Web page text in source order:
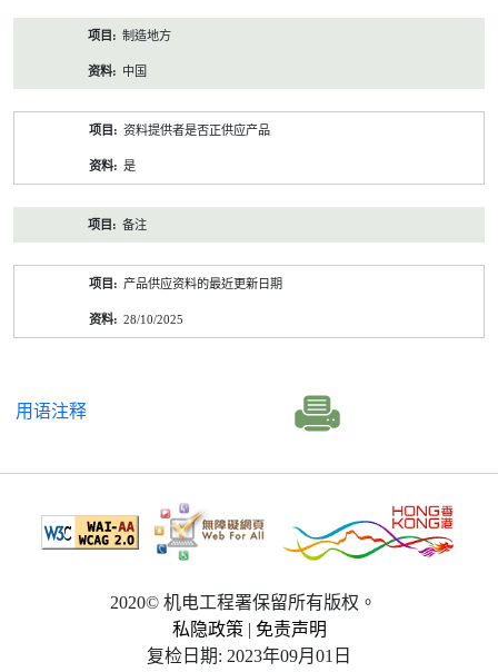
制造地方
中国
资料提供者是否正供应产品
是
备注
产品供应资料的最近更新日期
28/10/2025
用语注释
2020© 机电工程署保留所有版权。
私隐政策 | 免责声明
复检日期: 2023年09月01日